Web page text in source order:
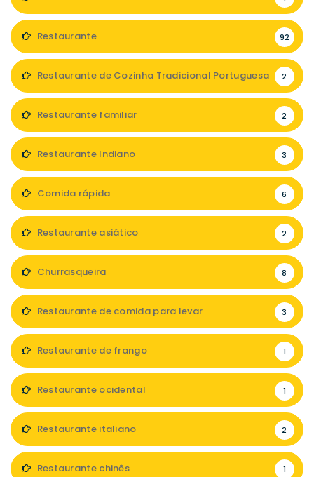
Restaurante 92
Restaurante de Cozinha Tradicional Portuguesa 2
Restaurante familiar 2
Restaurante Indiano 3
Comida rápida 6
Restaurante asiático 2
Churrasqueira 8
Restaurante de comida para levar 3
Restaurante de frango 1
Restaurante ocidental 1
Restaurante italiano 2
Restaurante chinês 1